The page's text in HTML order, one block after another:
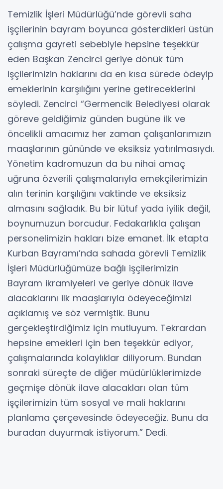
Temizlik İşleri Müdürlüğü’nde görevli saha
işçilerinin bayram boyunca gösterdikleri üstün
çalışma gayreti sebebiyle hepsine teşekkür
eden Başkan Zencirci geriye dönük tüm
işçilerimizin haklarını da en kısa sürede ödeyip
emeklerinin karşılığını yerine getireceklerini
söyledi. Zencirci “Germencik Belediyesi olarak
göreve geldiğimiz günden bugüne ilk ve
öncelikli amacımız her zaman çalışanlarımızın
maaşlarının gününde ve eksiksiz yatırılmasıydı.
Yönetim kadromuzun da bu nihai amaç
uğruna özverili çalışmalarıyla emekçilerimizin
alın terinin karşılığını vaktinde ve eksiksiz
almasını sağladık. Bu bir lütuf yada iyilik değil,
boynumuzun borcudur. Fedakarlıkla çalışan
personelimizin hakları bize emanet. İlk etapta
Kurban Bayramı’nda sahada görevli Temizlik
İşleri Müdürlüğümüze bağlı işçilerimizin
Bayram ikramiyeleri ve geriye dönük ilave
alacaklarını ilk maaşlarıyla ödeyeceğimizi
açıklamış ve söz vermiştik. Bunu
gerçekleştirdiğimiz için mutluyum. Tekrardan
hepsine emekleri için ben teşekkür ediyor,
çalışmalarında kolaylıklar diliyorum. Bundan
sonraki süreçte de diğer müdürlüklerimizde
geçmişe dönük ilave alacakları olan tüm
işçilerimizin tüm sosyal ve mali haklarını
planlama çerçevesinde ödeyeceğiz. Bunu da
buradan duyurmak istiyorum.” Dedi.